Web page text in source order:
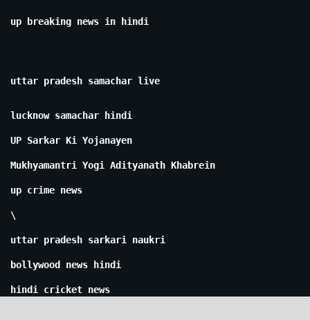
up breaking news in hindi
uttar pradesh samachar live
lucknow samachar hindi
UP Sarkar Ki Yojanayen
Mukhyamantri Yogi Adityanath Khabrein
up crime news
\
uttar pradesh sarkari naukri
bollywood news hindi
hindi cricket news